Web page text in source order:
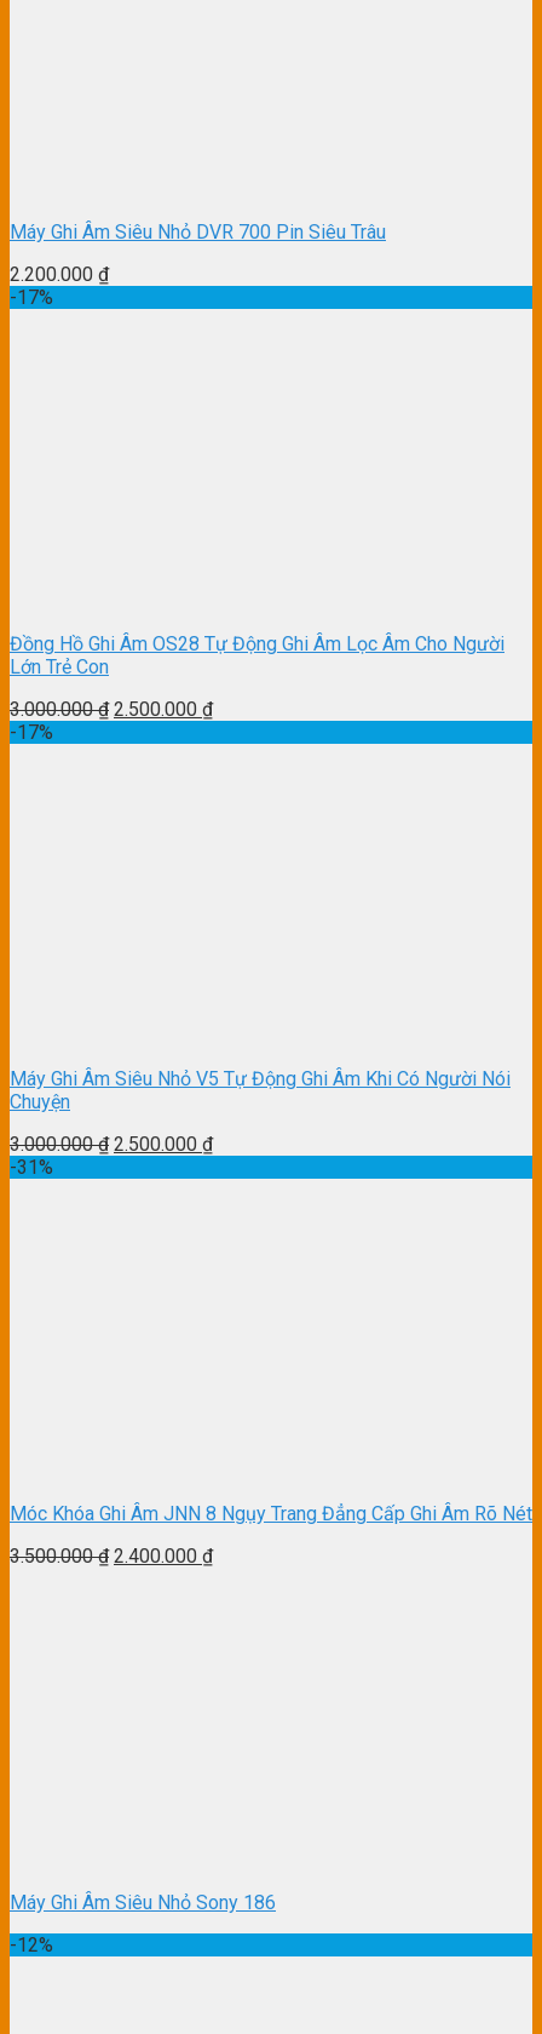
Máy Ghi Âm Siêu Nhỏ DVR 700 Pin Siêu Trâu
2.200.000 ₫
-17%
Đồng Hồ Ghi Âm OS28 Tự Động Ghi Âm Lọc Âm Cho Người
Lớn Trẻ Con
3.000.000₫ 2.500.000 ₫
-17%
Máy Ghi Âm Siêu Nhỏ V5 Tự Động Ghi Âm Khi Có Người Nói
Chuyện
3.000.000₫ 2.500.000 ₫
-31%
Móc Khóa Ghi Âm JNN 8 Ngụy Trang Đẳng Cấp Ghi Âm Rõ Nét
3.500.000₫ 2.400.000 ₫
Máy Ghi Âm Siêu Nhỏ Sony 186
-12%